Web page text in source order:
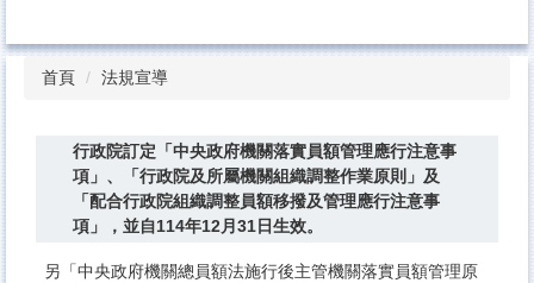
首頁 法規宣導
行政院訂定「中央政府機關落實員額管理應行注意事
項」、「行政院及所屬機關組織調整作業原則」及
「配合行政院組織調整員額移撥及管理應行注意事
項」，並自114年12月31日生效。
另「中央政府機關總員額法施行後主管機關落實員額管理原